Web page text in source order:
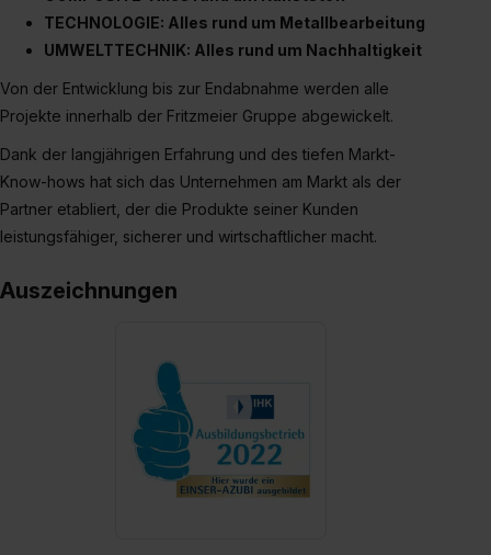
Media und Marketing“ umfasst hierbei die Einwilligung
zur Übermittlung deiner Daten in die USA (Art. 49 Abs. 1
S. 1 lit. a) DS-GVO). Die USA verfügen über kein
angemessenes Datenschutzniveau (EuGH – Schrems
Wirkung für die Zukunft ganz oder teilweise über unsere
Einstellungen“ widerrufen. Weitere Informationen zu den
einzelnen Cookies findest du durch Klick auf „Details
Impressum.
TECHNOLOGIE: Alles rund um Metallbearbeitung
UMWELTTECHNIK: Alles rund um Nachhaltigkeit
Von der Entwicklung bis zur Endabnahme werden alle
Projekte innerhalb der Fritzmeier Gruppe abgewickelt.
Dank der langjährigen Erfahrung und des tiefen Markt-
Know-hows hat sich das Unternehmen am Markt als der
Partner etabliert, der die Produkte seiner Kunden
leistungsfähiger, sicherer und wirtschaftlicher macht.
Auszeichnungen